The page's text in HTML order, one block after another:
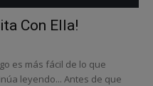
Con Ella!
es más fácil de lo que
leyendo... Antes de que